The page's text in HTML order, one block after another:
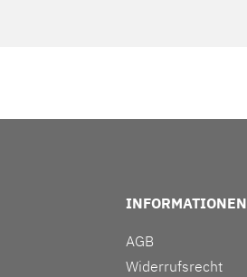
INFORMATIONEN
AGB
Widerrufsrecht